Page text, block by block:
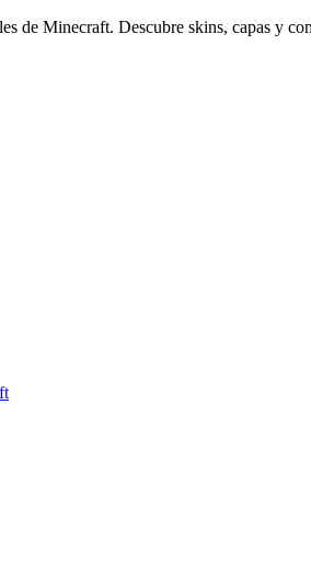
de Minecraft. Descubre skins, capas y